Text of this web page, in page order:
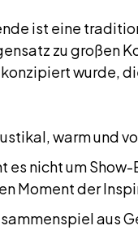
ist eine
zu großen
wurde,
warm und
es nicht um
Moment der
aus